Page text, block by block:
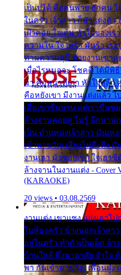
เป็นบ่ได้ คือคนพ่าย ฮักคน
ในครัว เจ้าสาว ก็มัวแต่งตัว
เฝ้าคอย ใจเต้น หัวใจของเ
ความใน ใจ เศร้า มันร้าวร
ท่ามความสุขี ช่วยงานเขาแ
เมื่อไรหนอจะ โชคดี ได้มีพิ
มา คือหน้าที่เก่า หัวใจหล้า
คือหยังเขา มีงานแต่งแล้ว
เมื่อเขาชื่นบาน แต่เราขื่นข
ล้างจานคอยคู่ ไม่รู้ อีกนาน
เป็น ตำแหน่งเจ้าสาว มันเ
เข้าพาขวัญ เสียงโห่ตึงตึง
งานเฮา มัวซอยเขา ใจเฮ
ล้างจานในงานแต่ง - Cover
(KARAOKE)
20 views • 03.08.2569
งานแต่ง เขาแซง แย่งเอา
ในห้องครัว ข้างนอกเจ้าสา
อยู่ในครัว ทำตัวเป็นเด็ก ล้า
บ้านใกล้ พึ่งพาอาศัย จำใจ
พา กันเข้าพาขวัญ เพื่อนฝูง